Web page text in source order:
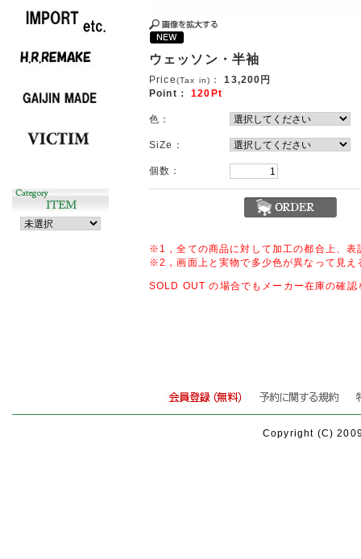
ウェッソン・半袖
Price(Tax in) ：13,200円
Point：
120Pt
色：
SiZe：
個数：
※1，全ての商品に対して加工の都合上、表
※2，画面上と実物で多少色が異なって見え
SOLD OUT の場合でもメーカー在庫の確
Copyright (C)